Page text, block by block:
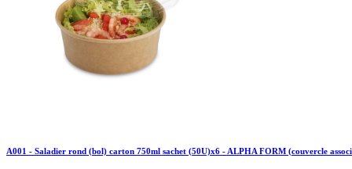
A001 - Saladier rond (bol) carton 750ml sachet (50U)x6 - ALPHA FORM (couvercle